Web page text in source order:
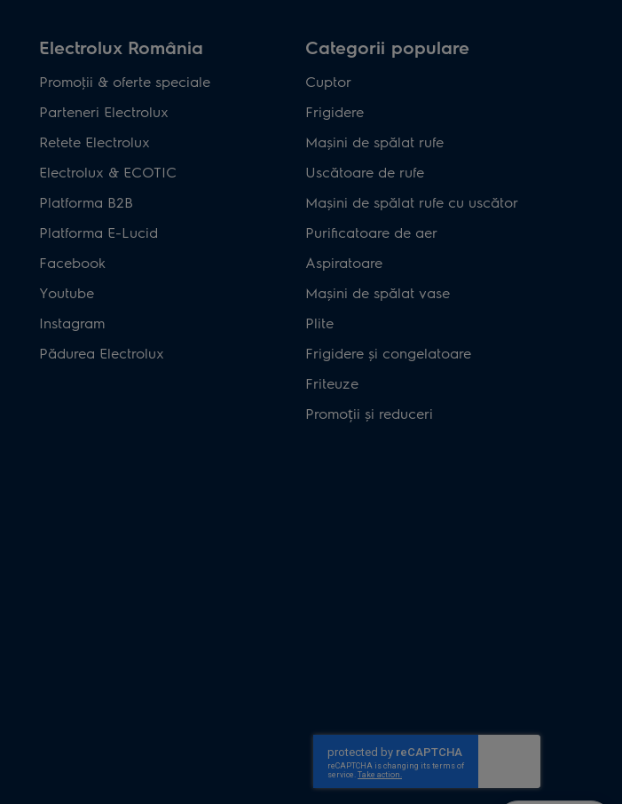
Electrolux România
Promoţii & oferte speciale
Parteneri Electrolux
Retete Electrolux
Electrolux & ECOTIC
Platforma B2B
Platforma E-Lucid
Facebook
Youtube
Instagram
Pădurea Electrolux
Categorii populare
Cuptor
Frigidere
Mașini de spălat rufe
Uscătoare de rufe
Mașini de spălat rufe cu uscător
Purificatoare de aer
Aspiratoare
Mașini de spălat vase
Plite
Frigidere și congelatoare
Friteuze
Promoții și reduceri